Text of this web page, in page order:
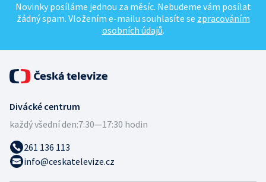
Novinky posíláme jednou za měsíc. Nebudeme vám posílat
žádný spam. Vložením e-mailu souhlasíte se zpracováním
osobních údajů.